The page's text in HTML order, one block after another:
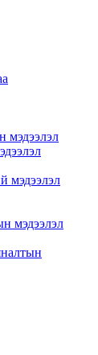
мэдээлэл
мэдээлэл
мэдээлэл